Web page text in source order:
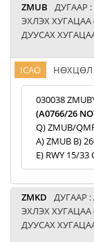
ZMUB ДУГААР :
ЭХЛЭХ ХУГАЦАА
ДУУСАХ
ICAO НӨХЦӨЛ
030038
(A0766/26
Q) ZMUB/
A) ZMUB B)
E) RWY 15/33
ZMKD ДУГААР :
ЭХЛЭХ ХУГАЦАА
ДУУСАХ